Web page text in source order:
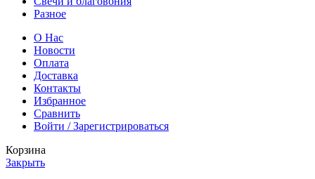
Разное
О Нас
Новости
Оплата
Доставка
Контакты
Избранное
Сравнить
Войти / Зарегистрироваться
Корзина
Закрыть